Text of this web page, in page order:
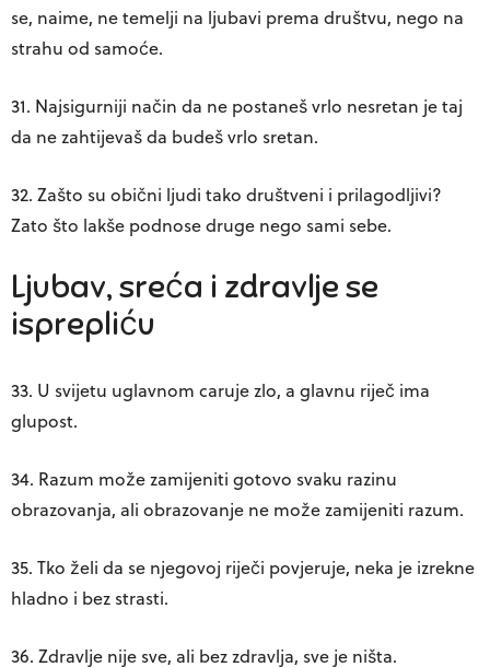
se, naime, ne temelji na ljubavi prema društvu, nego na
strahu od samoće.
31. Najsigurniji način da ne postaneš vrlo nesretan je taj
da ne zahtijevaš da budeš vrlo sretan.
32. Zašto su obični ljudi tako društveni i prilagodljivi?
Zato što lakše podnose druge nego sami sebe.
Ljubav, sreća i zdravlje se
isprepliću
33. U svijetu uglavnom caruje zlo, a glavnu riječ ima
glupost.
34. Razum može zamijeniti gotovo svaku razinu
obrazovanja, ali obrazovanje ne može zamijeniti razum.
35. Tko želi da se njegovoj riječi povjeruje, neka je izrekne
hladno i bez strasti.
36. Zdravlje nije sve, ali bez zdravlja, sve je ništa.